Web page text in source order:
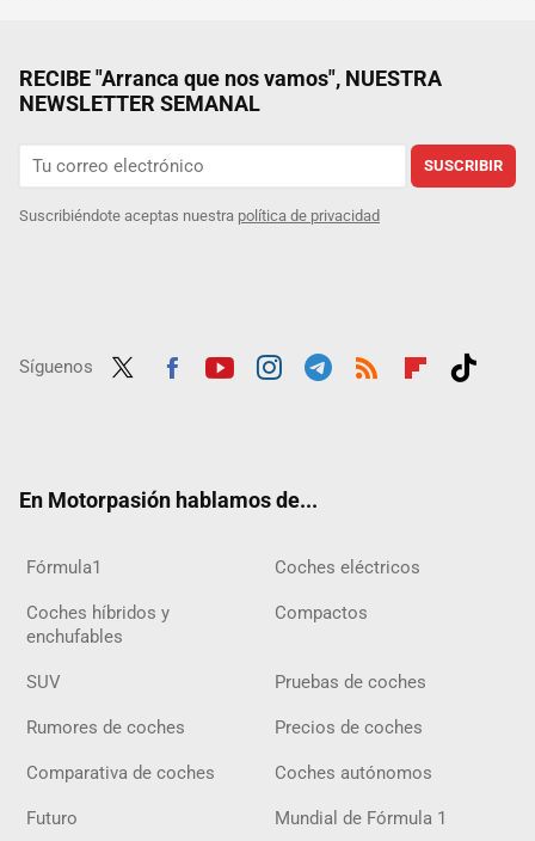
RECIBE "Arranca que nos vamos", NUESTRA
NEWSLETTER SEMANAL
SUSCRIBIR
Suscribiéndote aceptas nuestra política de privacidad
Síguenos
En Motorpasión hablamos de...
Fórmula1 Coches eléctricos
Coches híbridos y
enchufables
Compactos
SUV Pruebas de coches
Rumores de coches Precios de coches
Comparativa de coches Coches autónomos
Futuro Mundial de Fórmula 1